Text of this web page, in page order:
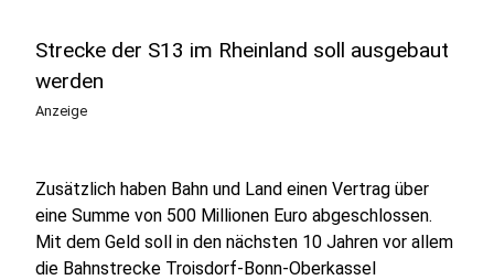
Strecke der S13 im Rheinland soll ausgebaut
werden
Anzeige
Zusätzlich haben Bahn und Land einen Vertrag über
eine Summe von 500 Millionen Euro abgeschlossen.
Mit dem Geld soll in den nächsten 10 Jahren vor allem
die Bahnstrecke Troisdorf-Bonn-Oberkassel